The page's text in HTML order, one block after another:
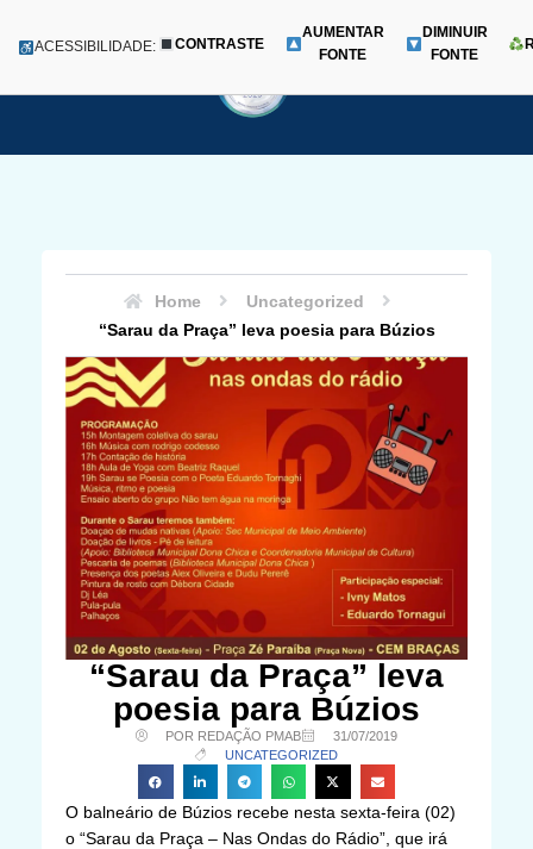
para
Menu
ACESSIBILIDADE: CONTRASTE
AUMENTAR
FONTE
DIMINUIR
FONTE
Home
Uncategorized
“Sarau da Praça” leva poesia para Búzios
“Sarau da Praça” leva
poesia para Búzios
POR REDAÇÃO PMAB
31/07/2019
UNCATEGORIZED
O balneário de Búzios recebe nesta sexta-feira (02)
o “Sarau da Praça – Nas Ondas do Rádio”, que irá